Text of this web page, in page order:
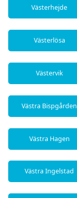
Västerhejde
Västerlösa
Västervik
Västra Bispgården
Västra Hagen
Västra Ingelstad